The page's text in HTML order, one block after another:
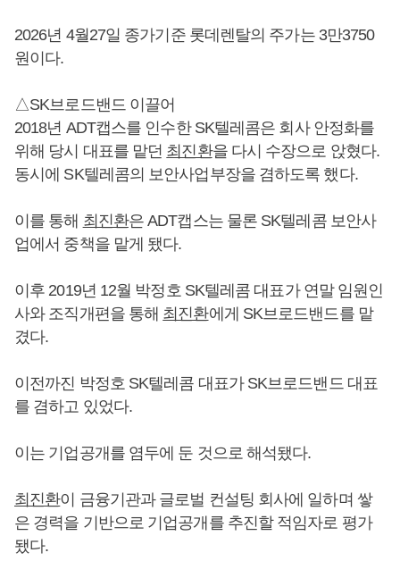
2026년 4월27일 종가기준 롯데렌탈의 주가는 3만3750
원이다.
△SK브로드밴드 이끌어
2018년 ADT캡스를 인수한 SK텔레콤은 회사 안정화를
위해 당시 대표를 맡던 최진환을 다시 수장으로 앉혔다.
동시에 SK텔레콤의 보안사업부장을 겸하도록 했다.
이를 통해 최진환은 ADT캡스는 물론 SK텔레콤 보안사
업에서 중책을 맡게 됐다.
이후 2019년 12월 박정호 SK텔레콤 대표가 연말 임원인
사와 조직개편을 통해 최진환에게 SK브로드밴드를 맡
겼다.
이전까진 박정호 SK텔레콤 대표가 SK브로드밴드 대표
를 겸하고 있었다.
이는 기업공개를 염두에 둔 것으로 해석됐다.
최진환이 금융기관과 글로벌 컨설팅 회사에 일하며 쌓
은 경력을 기반으로 기업공개를 추진할 적임자로 평가
됐다.